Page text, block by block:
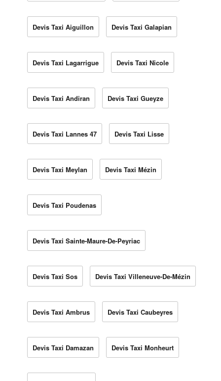
Devis Taxi Aiguillon Devis Taxi Galapian
Devis Taxi Lagarrigue Devis Taxi Nicole
Devis Taxi Andiran Devis Taxi Gueyze
Devis Taxi Lannes 47 Devis Taxi Lisse
Devis Taxi Meylan Devis Taxi Mézin
Devis Taxi Poudenas
Devis Taxi Sainte-Maure-De-Peyriac
Devis Taxi Sos Devis Taxi Villeneuve-De-Mézin
Devis Taxi Ambrus Devis Taxi Caubeyres
Devis Taxi Damazan Devis Taxi Monheurt